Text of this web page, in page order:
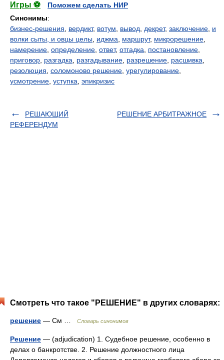
Игры ⚽
Поможем сделать НИР
Синонимы:
бизнес-решения
вердикт, вотум вывод декрет, заключение и
волки сыты, и овцы целы
иджма маршрут, микрорешение
намерение определение ответ, отгадка постановление
приговор разгадка разгадывание разрешение расшивка
резолюция соломоново решение урегулирование
усмотрение уступка эпикризис
РЕШАЮЩИЙ
РЕФЕРЕНДУМ
РЕШЕНИЕ АРБИТРАЖНОЕ
Смотреть что такое "РЕШЕНИЕ" в других словарях:
решение — См … Словарь синонимов
Решение — (adjudication) 1. Судебное решение, особенно в
делах о банкротстве. 2. Решение должностного лица